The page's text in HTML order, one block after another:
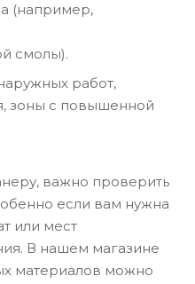
(например,
смолы).
работ,
зоны с повышенной
важно проверить
если вам нужна
или мест
В нашем магазине
материалов можно